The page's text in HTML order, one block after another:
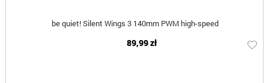
be quiet! Silent Wings 3 140mm PWM high-speed
89,99 zł